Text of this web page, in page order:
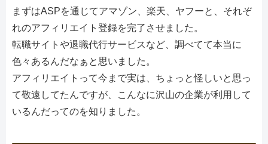
まずはASPを通じてアマゾン、楽天、ヤフーと、それぞ
れのアフィリエイト登録を完了させました。
転職サイトや退職代行サービスなど、調べてて本当に
色々あるんだなぁと思いました。
アフィリエイトって今まで実は、ちょっと怪しいと思っ
て敬遠してたんですが、こんなに沢山の企業が利用して
いるんだってのを知りました。